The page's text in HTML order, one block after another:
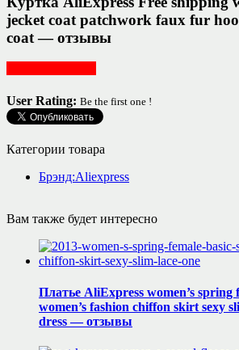
jecket coat patchwork faux fur
coat — отзывы
User Rating: Be the first one !
Категории товара
Брэнд:Aliexpress
Вам также будет интересно
Платье AliExpress women’s spring
women’s fashion chiffon skirt sexy
dress — отзывы